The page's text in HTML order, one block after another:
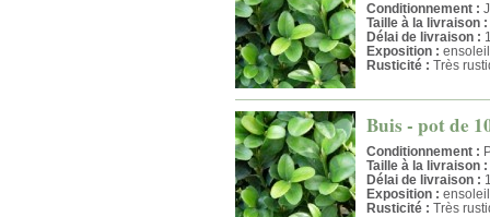
Conditionnement :
Taille à la livraison :
Délai de livraison :
Exposition :
Rusticité : Très
Buis - pot de
Conditionnement :
Taille à la livraison :
Délai de livraison :
Exposition :
Rusticité : Très